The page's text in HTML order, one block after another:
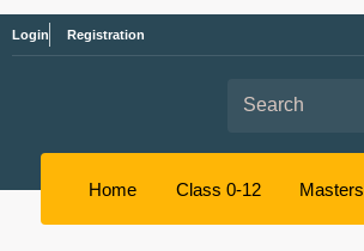
Login Registration
Home Class 0-12 Masters